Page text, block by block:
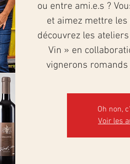
ou entre ami.e.s ?
et aimez mettre
découvrez les
Vin » en
vignerons romands
Oh non,
Voir les